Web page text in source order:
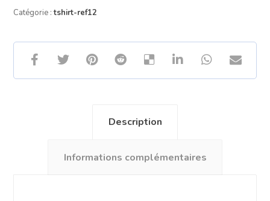
Catégorie :tshirt-ref12
Description
Informations complémentaires